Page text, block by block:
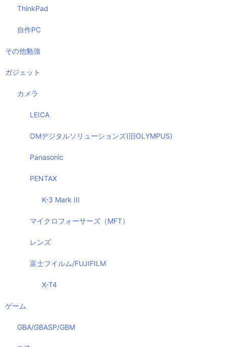
ThinkPad
自作PC
その他勉強
ガジェット
カメラ
LEICA
OMデジタルソリューションズ(旧OLYMPUS)
Panasonic
PENTAX
K-3 Mark III
マイクロフォーサーズ（MFT）
レンズ
富士フイルム/FUJIFILM
X-T4
ゲーム
GBA/GBASP/GBM